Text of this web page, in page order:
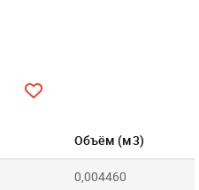
Объём (м3)
0,004460